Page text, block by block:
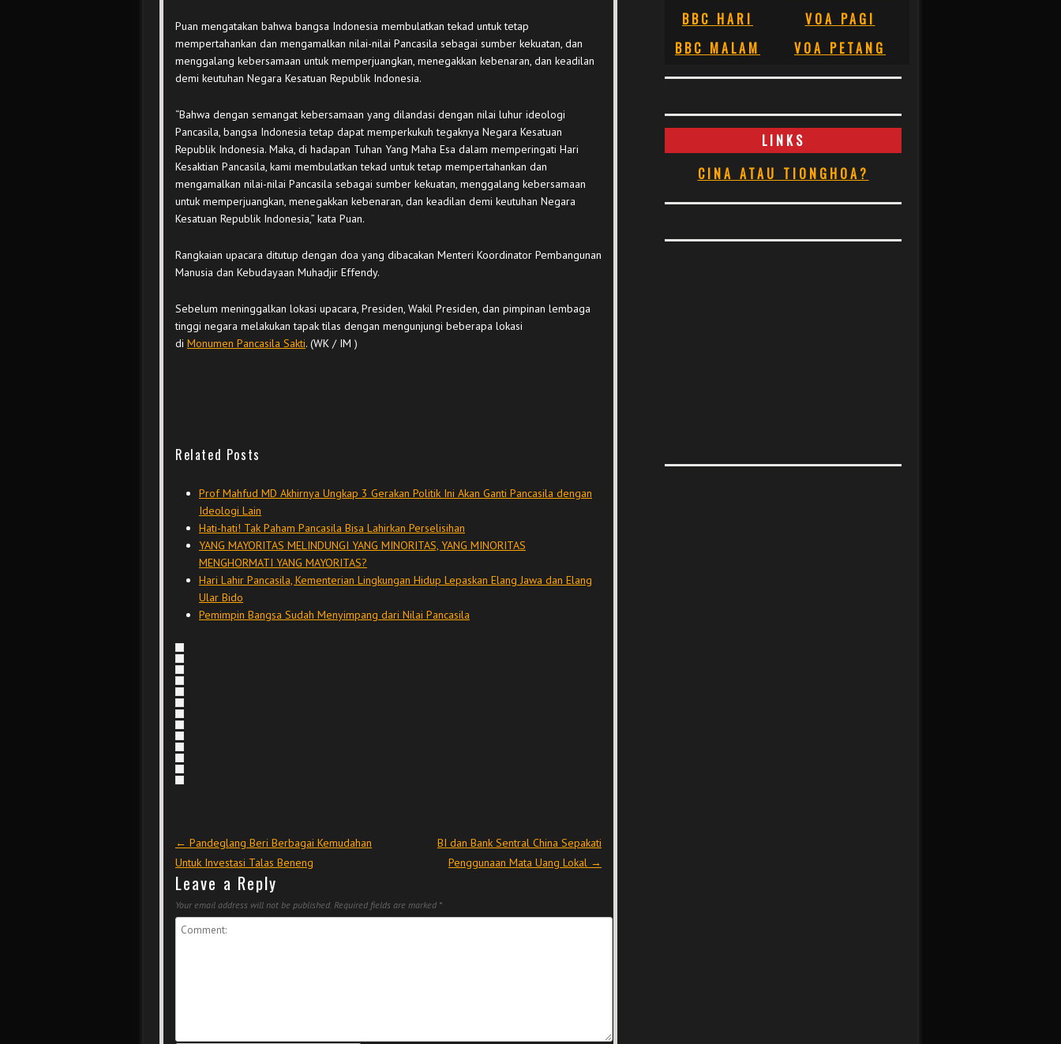
Puan mengatakan bahwa bangsa Indonesia membulatkan tekad untuk tetap
mempertahankan dan mengamalkan nilai-nilai Pancasila sebagai sumber kekuatan, dan
menggalang kebersamaan untuk memperjuangkan, menegakkan kebenaran, dan keadilan
demi keutuhan Negara Kesatuan Republik Indonesia.
“Bahwa dengan semangat kebersamaan yang dilandasi dengan nilai luhur ideologi
Pancasila, bangsa Indonesia tetap dapat memperkukuh tegaknya Negara Kesatuan
Republik Indonesia. Maka, di hadapan Tuhan Yang Maha Esa dalam memperingati Hari
Kesaktian Pancasila, kami membulatkan tekad untuk tetap mempertahankan dan
mengamalkan nilai-nilai Pancasila sebagai sumber kekuatan, menggalang kebersamaan
untuk memperjuangkan, menegakkan kebenaran, dan keadilan demi keutuhan Negara
Kesatuan Republik Indonesia,” kata Puan.
Rangkaian upacara ditutup dengan doa yang dibacakan Menteri Koordinator Pembangunan
Manusia dan Kebudayaan Muhadjir Effendy.
Sebelum meninggalkan lokasi upacara, Presiden, Wakil Presiden, dan pimpinan lembaga
tinggi negara melakukan tapak tilas dengan mengunjungi beberapa lokasi
di Monumen Pancasila Sakti. (WK / IM )
Related Posts
Prof Mahfud MD Akhirnya Ungkap 3 Gerakan Politik Ini Akan Ganti Pancasila dengan
Ideologi Lain
Hati-hati! Tak Paham Pancasila Bisa Lahirkan Perselisihan
YANG MAYORITAS MELINDUNGI YANG MINORITAS, YANG MINORITAS
MENGHORMATI YANG MAYORITAS?
Hari Lahir Pancasila, Kementerian Lingkungan Hidup Lepaskan Elang Jawa dan Elang
Ular Bido
Pemimpin Bangsa Sudah Menyimpang dari Nilai Pancasila
Post navigation
← Pandeglang Beri Berbagai Kemudahan
Untuk Investasi Talas Beneng
BI dan Bank Sentral China Sepakati
Penggunaan Mata Uang Lokal →
Leave a Reply
Your email address will not be published. Required fields are marked *
BBC HARI
VOA PAGI
BBC MALAM
VOA PETANG
LINKS
CINA ATAU TIONGHOA?